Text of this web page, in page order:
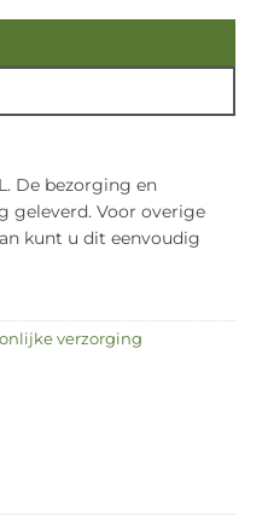
De bezorging en
geleverd. Voor overige
kunt u dit eenvoudig
verzorging